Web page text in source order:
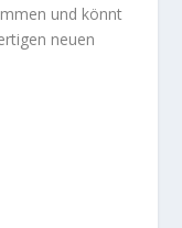
und könnt
neuen